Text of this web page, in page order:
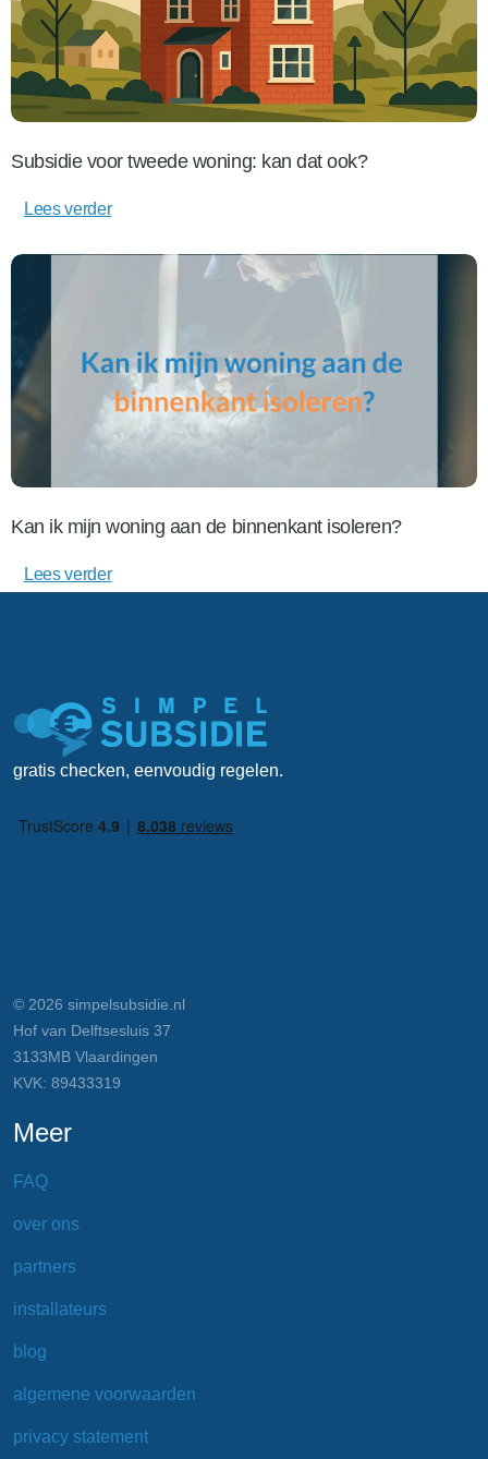
Subsidie voor tweede woning: kan dat ook?
Lees verder
Kan ik mijn woning aan de binnenkant isoleren?
Lees verder
gratis checken, eenvoudig regelen.
© 2026 simpelsubsidie.nl
Hof van Delftsesluis 37
3133MB Vlaardingen
KVK: 89433319
Meer
FAQ
over ons
partners
installateurs
blog
algemene voorwaarden
privacy statement